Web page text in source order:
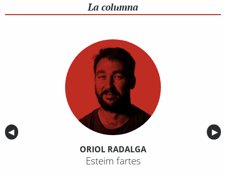
La columna
Anterior
◀︎ ▶︎
ORIOL RADALGA
Esteim fartes